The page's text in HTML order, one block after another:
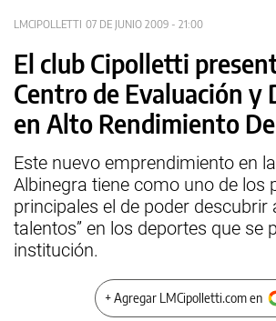
LMCIPOLLETTI 07 DE JUNIO 2009 - 21:00
El club Cipolletti
Centro de Evaluación y
en Alto Rendimiento
Este nuevo emprendimiento en
Albinegra tiene como uno de los
principales el de poder descubrir
talentos” en los deportes que se
institución.
+ Agregar LMCipolletti.com en